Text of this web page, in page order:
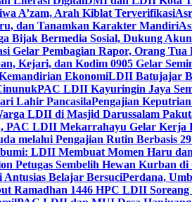
A’zam, Arah Kiblat Terverifikasi
dan Tanamkan Karakter Mandiri
Bijak Bermedia Sosial, Dukung
Gelar Pembagian Rapor, Orang
Kejari, dan Kodim 0905 Gelar
EkonomiLDII Batujajar
PAC LDII Kayuringin Jaya
Lahir PancasilaPengajian
LDII di Masjid Darussalam
PAC LDII Mekarrahayu Gelar Kerja
melalui Pengajian Rutin Berbasis
LDII Membuat Momen Haru
Petugas Sembelih Hewan Kurban
Belajar BersuciPerdana,
Ramadhan 1446 HPC LDII Soreang